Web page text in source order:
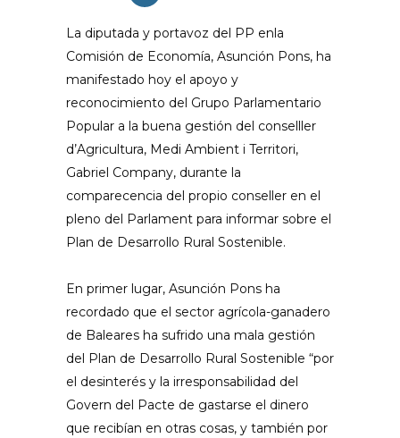
La diputada y portavoz del PP enla
Comisión de Economía, Asunción Pons, ha
manifestado hoy el apoyo y
reconocimiento del Grupo Parlamentario
Popular a la buena gestión del conselller
d’Agricultura, Medi Ambient i Territori,
Gabriel Company, durante la
comparecencia del propio conseller en el
pleno del Parlament para informar sobre el
Plan de Desarrollo Rural Sostenible.
En primer lugar, Asunción Pons ha
recordado que el sector agrícola-ganadero
de Baleares ha sufrido una mala gestión
del Plan de Desarrollo Rural Sostenible “por
el desinterés y la irresponsabilidad del
Govern del Pacte de gastarse el dinero
que recibían en otras cosas, y también por